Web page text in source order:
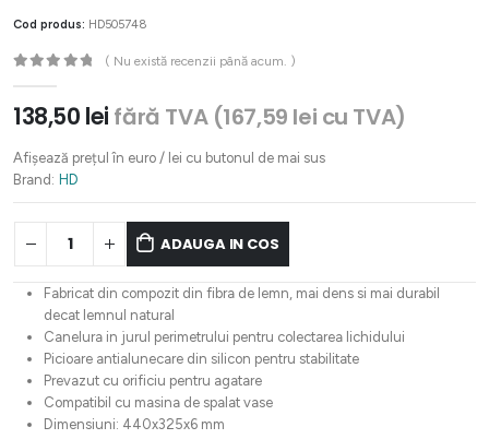
Cod produs: HD505748
( Nu există recenzii până acum. )
138,50 lei fără TVA (167,59 lei cu TVA)
Afișează prețul în euro / lei cu butonul de mai sus
Brand: HD
ADAUGA IN COS
Fabricat din compozit din fibra de lemn, mai dens si mai durabil
decat lemnul natural
Canelura in jurul perimetrului pentru colectarea lichidului
Picioare antialunecare din silicon pentru stabilitate
Prevazut cu orificiu pentru agatare
Compatibil cu masina de spalat vase
Dimensiuni: 440x325x6 mm